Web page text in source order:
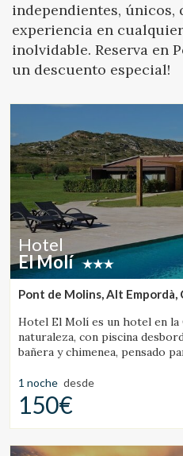
vpn_key Iniciar sesión
CA ES
independientes, únicos,
experiencia en
inolvidable. Reserva en
un descuento especial!
Hotel
El Molí
Pont de Molins, Alt Empordà,
Hotel El Molí es un hotel en la
naturaleza, con piscina
bañera y chimenea, pensado
1 noche desde
150€